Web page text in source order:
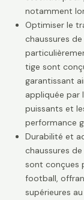
notamment
Optimiser le
chaussures
tige sont
garantissant
appliquée par
puissants et
performance
Durabilité et
chaussures
sont conçues
football,
supérieures